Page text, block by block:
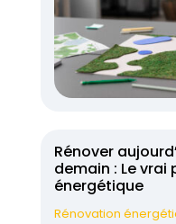
Rénover
demain : Le
énergétique
Rénovation